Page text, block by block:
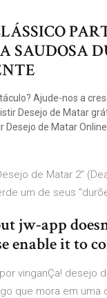
SAUDOSA
Ajude-nos a
Desejo de Matar
Desejo de Matar
de Matar 2"
um de seus
jw-app
enable it to
vinganÇa! desejo
que mora em